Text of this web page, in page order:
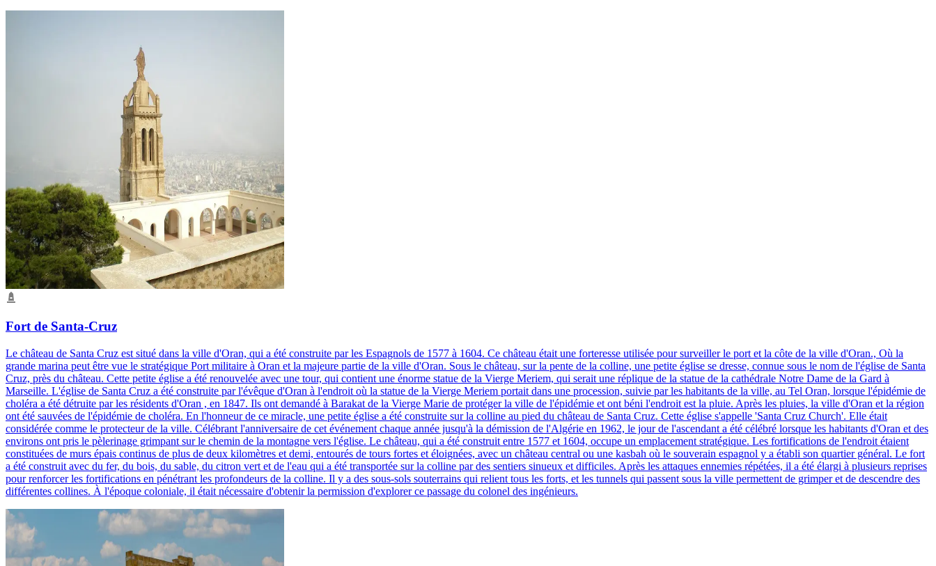
Fort de Santa-Cruz
Le château de Santa Cruz est situé dans la ville d'Oran, qui a été construite par les Espagnols de 1577 à 1604. Ce château était une forteresse utilisée pour surveiller le port et la côte de la ville d'Oran., Où la
grande marina peut être vue le stratégique Port militaire à Oran et la majeure partie de la ville d'Oran. Sous le château, sur la pente de la colline, une petite église se dresse, connue sous le nom de l'église de Santa
Cruz, près du château. Cette petite église a été renouvelée avec une tour, qui contient une énorme statue de la Vierge Meriem, qui serait une réplique de la statue de la cathédrale Notre Dame de la Gard à
Marseille. L'église de Santa Cruz a été construite par l'évêque d'Oran à l'endroit où la statue de la Vierge Meriem portait dans une procession, suivie par les habitants de la ville, au Tel Oran, lorsque l'épidémie de
choléra a été détruite par les résidents d'Oran , en 1847. Ils ont demandé à Barakat de la Vierge Marie de protéger la ville de l'épidémie et ont béni l'endroit est la pluie. Après les pluies, la ville d'Oran et la région
ont été sauvées de l'épidémie de choléra. En l'honneur de ce miracle, une petite église a été construite sur la colline au pied du château de Santa Cruz. Cette église s'appelle 'Santa Cruz Church'. Elle était
considérée comme le protecteur de la ville. Célébrant l'anniversaire de cet événement chaque année jusqu'à la démission de l'Algérie en 1962, le jour de l'ascendant a été célébré lorsque les habitants d'Oran et des
environs ont pris le pèlerinage grimpant sur le chemin de la montagne vers l'église. Le château, qui a été construit entre 1577 et 1604, occupe un emplacement stratégique. Les fortifications de l'endroit étaient
constituées de murs épais continus de plus de deux kilomètres et demi, entourés de tours fortes et éloignées, avec un château central ou une kasbah où le souverain espagnol y a établi son quartier général. Le fort
a été construit avec du fer, du bois, du sable, du citron vert et de l'eau qui a été transportée sur la colline par des sentiers sinueux et difficiles. Après les attaques ennemies répétées, il a été élargi à plusieurs reprises
pour renforcer les fortifications en pénétrant les profondeurs de la colline. Il y a des sous-sols souterrains qui relient tous les forts, et les tunnels qui passent sous la ville permettent de grimper et de descendre des
différentes collines. À l'époque coloniale, il était nécessaire d'obtenir la permission d'explorer ce passage du colonel des ingénieurs.